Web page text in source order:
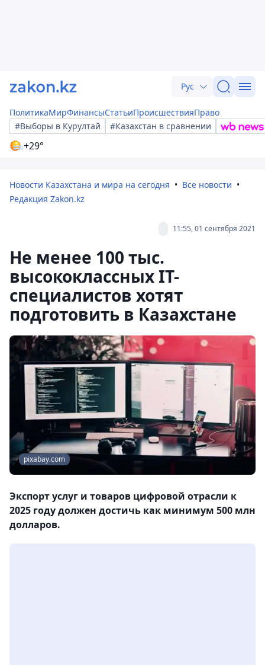
Рус
ПолитикаМирФинансыСтатьиПроисшествияПраво
#Выборы в Курултай
#Казахстан в сравнении
+29°
Новости Казахстана и мира на сегодня
Все новости
Редакция Zakon.kz
11:55, 01 сентября 2021
Не менее 100 тыс.
высококлассных IT-
специалистов хотят
подготовить в Казахстане
pixabay.com
Экспорт услуг и товаров цифровой отрасли к
2025 году должен достичь как минимум 500 млн
долларов.